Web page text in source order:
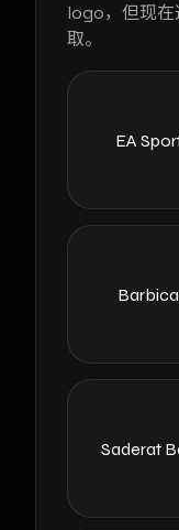
logo，但现在
取。
EA
Saderat